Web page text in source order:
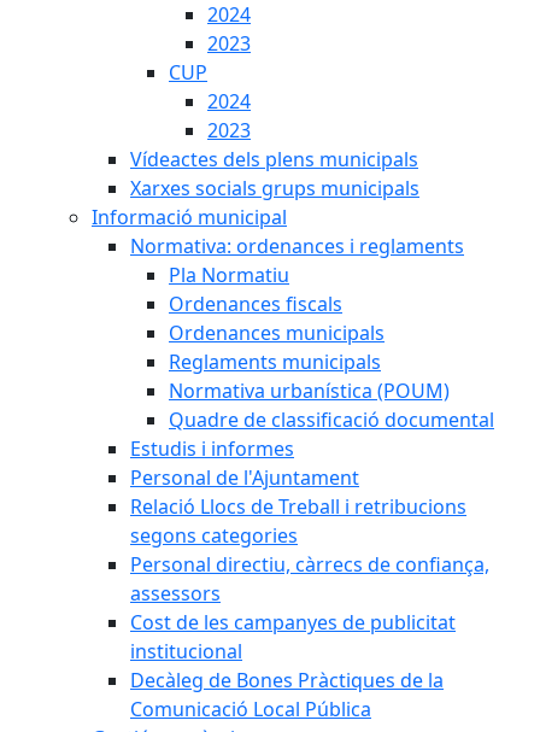
2024
2023
CUP
2024
2023
Vídeactes dels plens municipals
Xarxes socials grups municipals
Informació municipal
Normativa: ordenances i reglaments
Pla Normatiu
Ordenances fiscals
Ordenances municipals
Reglaments municipals
Normativa urbanística (POUM)
Quadre de classificació documental
Estudis i informes
Personal de l'Ajuntament
Relació Llocs de Treball i retribucions
segons categories
Personal directiu, càrrecs de confiança,
assessors
Cost de les campanyes de publicitat
institucional
Decàleg de Bones Pràctiques de la
Comunicació Local Pública